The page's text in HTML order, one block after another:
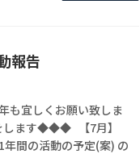
報告
宜しくお願い致しま
します◆◆◆ 【7月】
間の活動の予定(案) の